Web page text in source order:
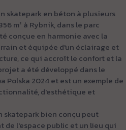
skatepark en béton à plusieurs
m² à Rybnik, dans le parc
conçue en harmonie avec la
et équipée d'un éclairage et
ce qui accroît le confort et la
a été développé dans le
Polska 2024 et est un exemple de
d'esthétique et
skatepark bien conçu peut
de l'espace public et un lieu qui